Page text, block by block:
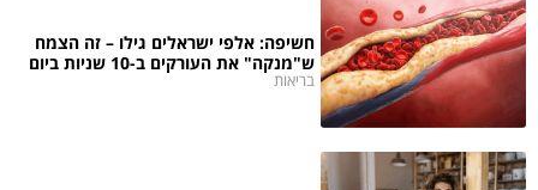
חשיפה: אלפי ישראלים גילו – זה הצמח
ש"מנקה" את העורקים ב-10 שניות ביום
בריאות